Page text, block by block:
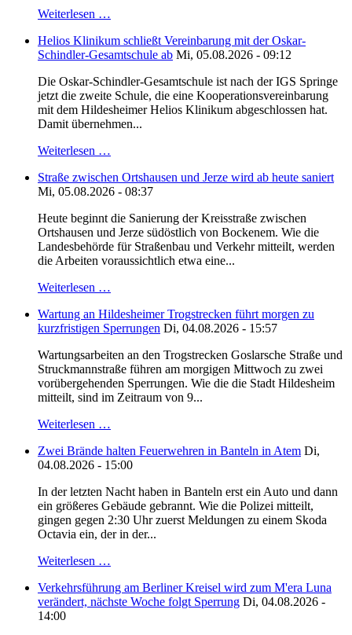
Weiterlesen …
Helios Klinikum schließt Vereinbarung mit der Oskar-
Schindler-Gesamtschule ab Mi, 05.08.2026 - 09:12
Die Oskar-Schindler-Gesamtschule ist nach der IGS Springe
jetzt die zweite Schule, die eine Kooperationsvereinbarung
mit dem Hildesheimer Helios Klinikum abgeschlossen hat.
Damit übernehmen...
Weiterlesen …
Straße zwischen Ortshausen und Jerze wird ab heute saniert
Mi, 05.08.2026 - 08:37
Heute beginnt die Sanierung der Kreisstraße zwischen
Ortshausen und Jerze südöstlich von Bockenem. Wie die
Landesbehörde für Straßenbau und Verkehr mitteilt, werden
die Arbeiten voraussichtlich etwa eine...
Weiterlesen …
Wartung an Hildesheimer Trogstrecken führt morgen zu
kurzfristigen Sperrungen Di, 04.08.2026 - 15:57
Wartungsarbeiten an den Trogstrecken Goslarsche Straße und
Struckmannstraße führen am morgigen Mittwoch zu zwei
vorübergehenden Sperrungen. Wie die die Stadt Hildesheim
mitteilt, sind im Zeitraum von 9...
Weiterlesen …
Zwei Brände halten Feuerwehren in Banteln in Atem Di,
04.08.2026 - 15:00
In der letzten Nacht haben in Banteln erst ein Auto und dann
ein größeres Gebäude gebrannt. Wie die Polizei mitteilt,
gingen gegen 2:30 Uhr zuerst Meldungen zu einem Skoda
Octavia ein, der in der...
Weiterlesen …
Verkehrsführung am Berliner Kreisel wird zum M'era Luna
verändert, nächste Woche folgt Sperrung Di, 04.08.2026 -
14:00